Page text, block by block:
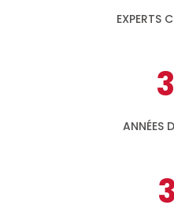
EXPERTS
ANNÉES